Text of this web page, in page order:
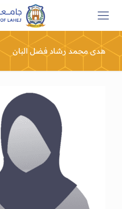
هدى محمد رشاد فضل البان